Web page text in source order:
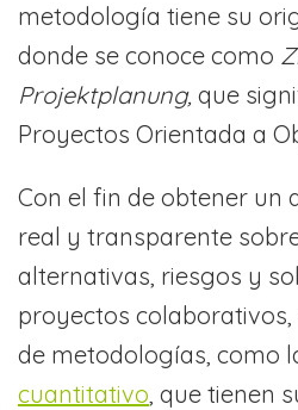
metodología tiene su
donde se conoce como
Projektplanung, que
Proyectos Orientada a
Con el fin de obtener un
real y transparente
alternativas, riesgos y
proyectos
de metodologías, como
cuantitativo, que tienen